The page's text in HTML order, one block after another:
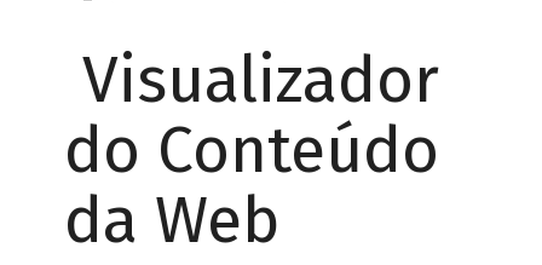
Visualizador
do Conteúdo
da Web